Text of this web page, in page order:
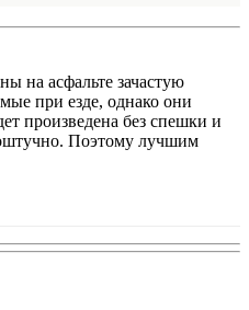
на асфальте зачастую
при езде, однако они
произведена без спешки и
Поэтому лучшим